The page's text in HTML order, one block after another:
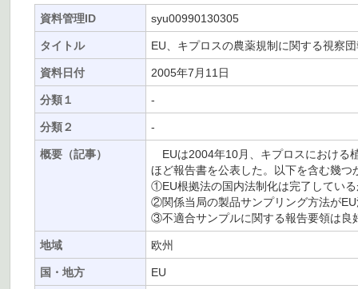
資料管理ID syu00990130305
タイトル EU、キプロスの農薬規制に関する視察
資料日付 2005年7月11日
分類１ -
分類２ -
概要（記事）
EUは2004年10月、キプロスにおける
ほど報告書を公表した。以下を含む幾つ
①EU根拠法の国内法制化は完了してい
②関係当局の製品サンプリング方法が
③不適合サンプルに関する報告要領は良
地域 欧州
国・地方 EU